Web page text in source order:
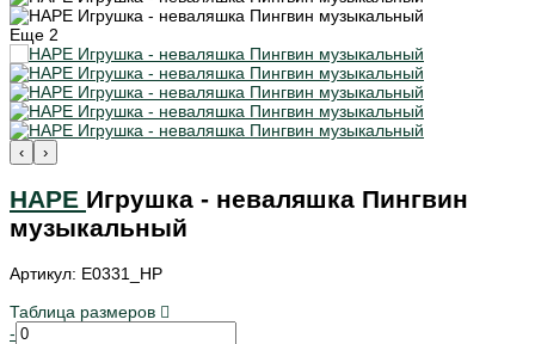
Еще 2
‹ ›
HAPE Игрушка - неваляшка Пингвин
музыкальный
Артикул: E0331_HP
Таблица размеров
-